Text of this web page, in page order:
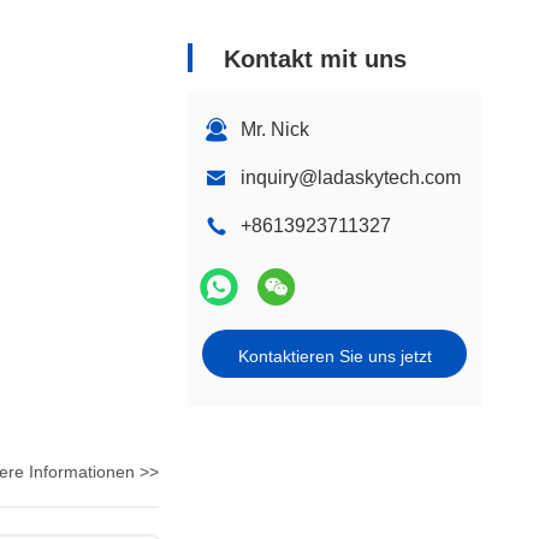
Kontakt mit uns
Mr. Nick
inquiry@ladaskytech.com
+8613923711327
Kontaktieren Sie uns jetzt
Informationen >>